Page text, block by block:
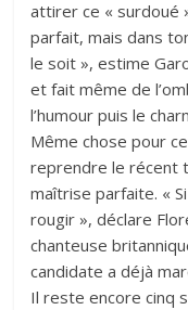
attirer ce « surdoué
parfait, mais dans
le soit », estime
et fait même de
l’humour puis le
Même chose pour
reprendre le récent
maîtrise parfaite. «
rougir », déclare
chanteuse
candidate a déjà
Il reste encore cinq